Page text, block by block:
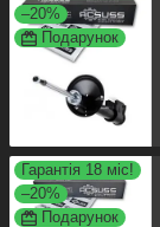
–20%
Подарунок
Гарантія 18 міс!
–20%
Подарунок